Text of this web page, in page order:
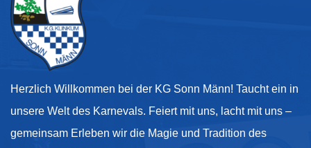
Herzlich Willkommen bei der KG Sonn Männ! Taucht ein in
unsere Welt des Karnevals. Feiert mit uns, lacht mit uns –
gemeinsam Erleben wir die Magie und Tradition des